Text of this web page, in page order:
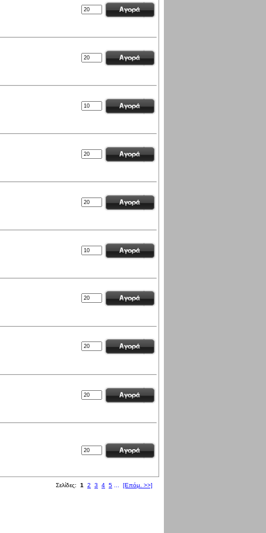
Σελίδες: 1 2 3 4 5 [Επόμ. >>]